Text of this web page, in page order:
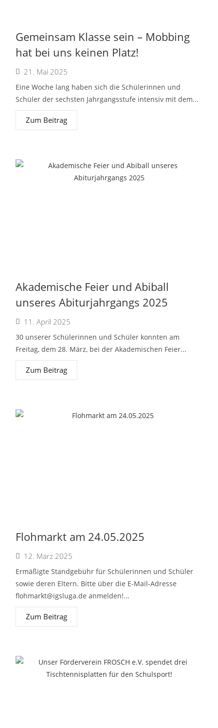
Gemeinsam Klasse sein – Mobbing
hat bei uns keinen Platz!
21. Mai 2025
Eine Woche lang haben sich die Schülerinnen und
Schüler der sechsten Jahrgangsstufe intensiv mit dem...
Zum Beitrag
Akademische Feier und Abiball
unseres Abiturjahrgangs 2025
11. April 2025
30 unserer Schülerinnen und Schüler konnten am
Freitag, dem 28. März, bei der Akademischen Feier...
Zum Beitrag
Flohmarkt am 24.05.2025
12. März 2025
Ermäßigte Standgebühr für Schülerinnen und Schüler
sowie deren Eltern. Bitte über die E-Mail-Adresse
flohmarkt@igsluga.de anmelden!...
Zum Beitrag